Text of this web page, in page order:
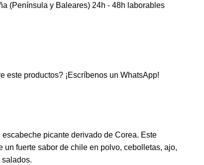
(Península y Baleares) 24h - 48h laborables
este productos? ¡Escríbenos un WhatsApp!
picante derivado de Corea. Este
un fuerte sabor de chile en polvo, cebolletas, ajo,
salados.